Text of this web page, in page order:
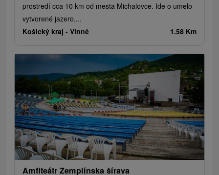
prostredí cca 10 km od mesta Michalovce. Ide o umelo
vytvorené jazero,...
Košický kraj - Vinné 1.58 Km
Amfiteátr Zemplínska šírava